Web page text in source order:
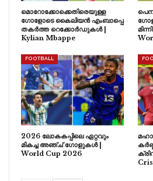
മൊറോക്കോക്കെതിരെയുള്ള
ഗോളോടെ കൈലിയൻ എംബാപ്പെ
തകർത്ത റെക്കോർഡുകൾ |
Kylian Mbappe
FOOTBALL
2026 ലോകകപ്പിലെ ഏറ്റവും
മികച്ച അഞ്ച് ഗോളുകൾ |
World Cup 2026